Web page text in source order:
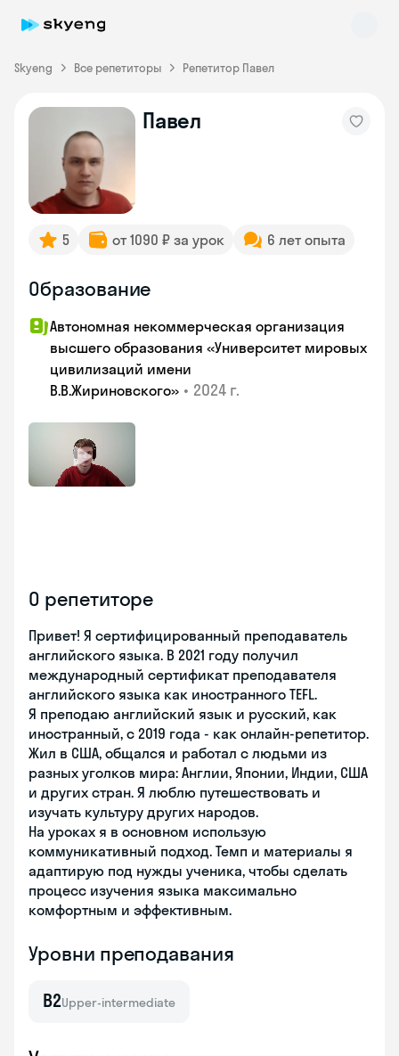
Skyeng Все репетиторы Репетитор Павел
Павел
5 от 1090 ₽ за урок 6 лет опыта
Образование
Автономная некоммерческая организация
высшего образования «Университет мировых
цивилизаций имени
В.В.Жириновского» • 2024 г.
О репетиторе
Привет! Я сертифицированный преподаватель
английского языка. В 2021 году получил
международный сертификат преподавателя
английского языка как иностранного TEFL.
Я преподаю английский язык и русский, как
иностранный, с 2019 года - как онлайн-репетитор.
Жил в США, общался и работал с людьми из
разных уголков мира: Англии, Японии, Индии, США
и других стран. Я люблю путешествовать и
изучать культуру других народов.
На уроках я в основном использую
коммуникативный подход. Темп и материалы я
адаптирую под нужды ученика, чтобы сделать
процесс изучения языка максимально
комфортным и эффективным.
Уровни преподавания
B2Upper-intermediate
Skyeng Chat
online